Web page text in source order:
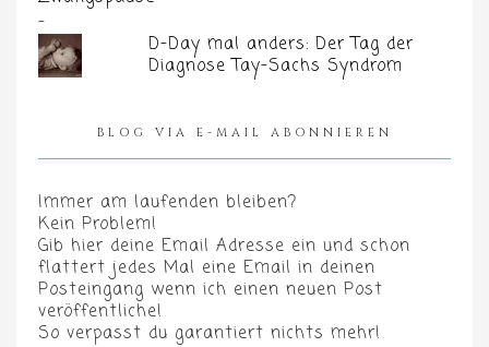
D-Day mal anders: Der Tag der
Diagnose Tay-Sachs Syndrom
BLOG VIA E-MAIL ABONNIEREN
Immer am laufenden bleiben?
Kein Problem!
Gib hier deine Email Adresse ein und schon
flattert jedes Mal eine Email in deinen
Posteingang wenn ich einen neuen Post
veröffentliche!
So verpasst du garantiert nichts mehr!